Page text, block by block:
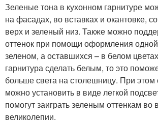
Зеленые тона в кухонном гарнитуре
на фасадах, во вставках и окантовке,
верх и зеленый низ. Также можно
оттенок при помощи оформления
зеленом, а оставшихся – в белом
гарнитура сделать белым, то это
больше света на столешницу. При
можно установить в виде легкой
помогут заиграть зеленым оттенкам во
великолепии.